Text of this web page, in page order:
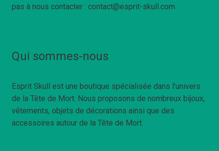
pas à nous contacter : contact@esprit-skull.com
Qui sommes-nous
Esprit Skull est une boutique spécialisée dans l'univers
de la Tête de Mort. Nous proposons de nombreux bijoux,
vêtements, objets de décorations ainsi que des
accessoires autour de la Tête de Mort.